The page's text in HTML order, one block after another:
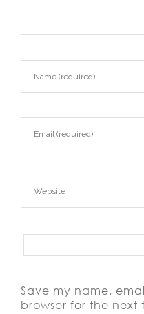
Save my name,
browser for the next